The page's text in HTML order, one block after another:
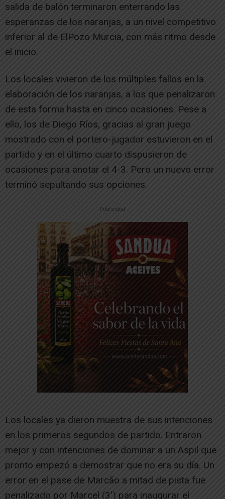
salida de balón terminaron enterrando las
esperanzas de los naranjas, a un nivel competitivo
inferior al de ElPozo Murcia, con más ritmo desde
el inicio.
Los locales vivieron de los múltiples fallos en la
elaboración de los naranjas, a los que penalizaron
de esta forma hasta en cinco ocasiones. Pese a
ello, los de Diego Ríos, gracias al gran juego
mostrado con el portero-jugador estuvieron en el
partido y en el último cuarto dispusieron de
ocasiones para anotar el 4-3. Pero un nuevo error
terminó sepultando sus opciones.
-- Publicidad --
Los locales ya dieron muestra de sus intenciones
en los primeros segundos de partido. Entraron
mejor y con intenciones de dominar a un Aspil que
pronto empezó a demostrar que no era su día. Un
error en el pase de Marcão a mitad de pista fue
penalizado por Marcel (3′) para inaugurar el